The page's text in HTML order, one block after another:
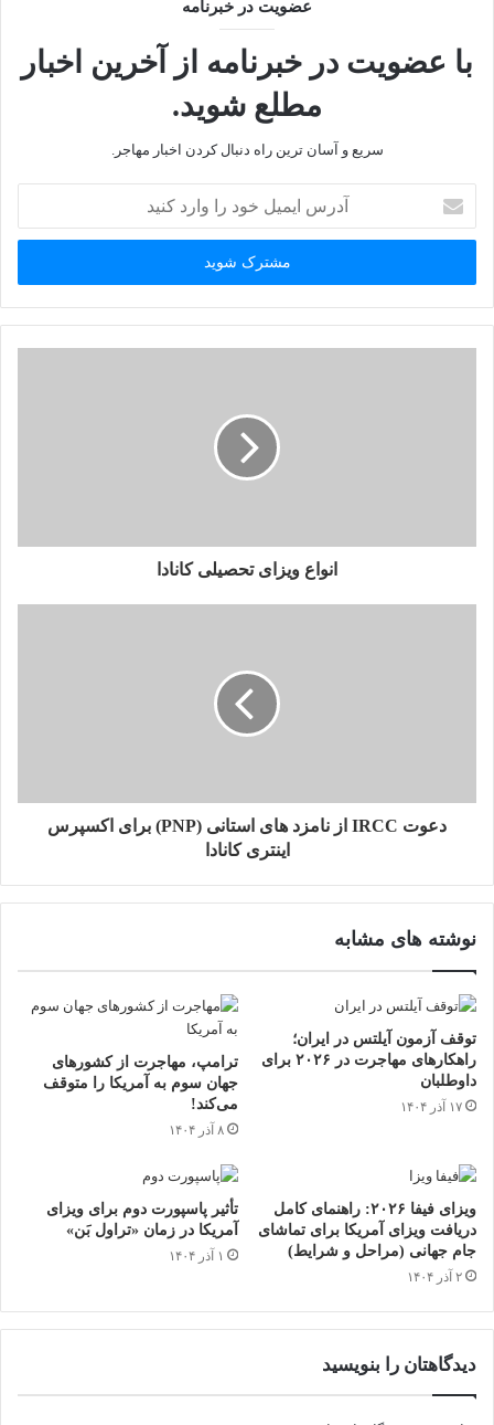
عضویت در خبرنامه
با عضویت در خبرنامه از آخرین اخبار
مطلع شوید.
سریع و آسان ترین راه دنبال کردن اخبار مهاجر.
ر
ا
ی
ا
انواع ویزای تحصیلی کانادا
دعوت IRCC از نامزد های استانی (PNP) برای اکسپرس
اینتری کانادا
نوشته های مشابه
توقف آزمون آیلتس در ایران؛
راهکارهای مهاجرت در ۲۰۲۶ برای
داوطلبان
۱۷ آذر ۱۴۰۴
ترامپ، مهاجرت از کشورهای
جهان سوم به آمریکا را متوقف
می‌کند!
۸ آذر ۱۴۰۴
ویزای فیفا ۲۰۲۶: راهنمای کامل
دریافت ویزای آمریکا برای تماشای
جام جهانی (مراحل و شرایط)
۲ آذر ۱۴۰۴
تأثیر پاسپورت دوم برای ویزای
آمریکا در زمان «تراول بَن»
۱ آذر ۱۴۰۴
دیدگاهتان را بنویسید